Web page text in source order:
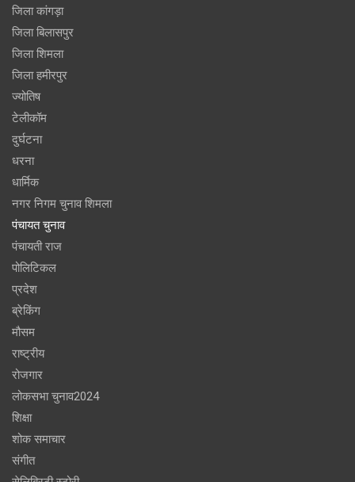
जिला कांगड़ा
जिला बिलासपुर
जिला शिमला
जिला हमीरपुर
ज्योतिष
टेलीकॉम
दुर्घटना
धरना
धार्मिक
नगर निगम चुनाव शिमला
पंचायत चुनाव
पंचायती राज
पोलिटिकल
प्रदेश
ब्रेकिंग
मौसम
राष्ट्रीय
रोजगार
लोकसभा चुनाव2024
शिक्षा
शोक समाचार
संगीत